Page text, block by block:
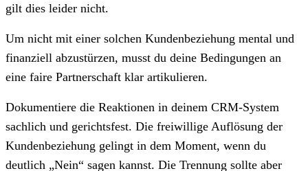
gilt dies leider nicht.
Um nicht mit einer solchen Kundenbeziehung mental und
finanziell abzustürzen, musst du deine Bedingungen an
eine faire Partnerschaft klar artikulieren.
Dokumentiere die Reaktionen in deinem CRM-System
sachlich und gerichtsfest. Die freiwillige Auflösung der
Kundenbeziehung gelingt in dem Moment, wenn du
deutlich „Nein“ sagen kannst. Die Trennung sollte aber